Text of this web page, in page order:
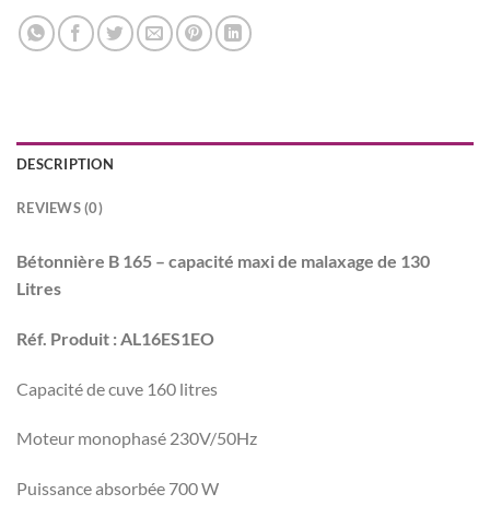
DESCRIPTION
REVIEWS (0)
Bétonnière B 165 – capacité maxi de malaxage de 130
Litres
Réf. Produit : AL16ES1EO
Capacité de cuve 160 litres
Moteur monophasé 230V/50Hz
Puissance absorbée 700 W